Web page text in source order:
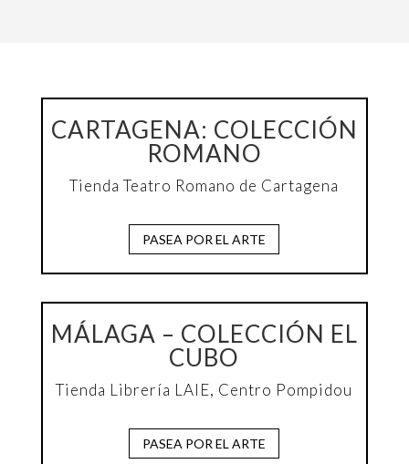
CARTAGENA: COLECCIÓN
ROMANO
Tienda Teatro Romano de Cartagena
PASEA POR EL ARTE
MÁLAGA – COLECCIÓN EL
CUBO
Tienda Librería LAIE, Centro Pompidou
PASEA POR EL ARTE